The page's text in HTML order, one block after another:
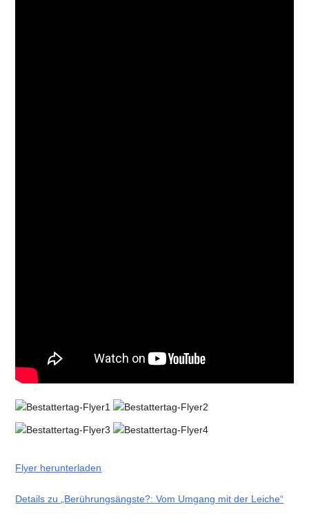
Flyer herunterladen
Details zu „Berührungsängste?: Vom Umgang mit der Leiche“